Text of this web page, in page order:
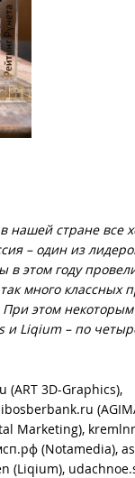
нашей стране все
– один из
в этом году
много классных
этом некоторым
и Liqium – по
3D-Graphics),
Marketing),
(Notamedia),
(Liqium),